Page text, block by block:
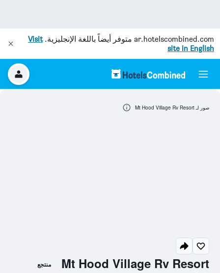
ar.hotelscombined.com متوفر أيضاً باللغة الإنجليزية.Visit
site in English
Mt Hood Village Rv Resort منتجع
صور لـ Mt Hood Village Rv Resort